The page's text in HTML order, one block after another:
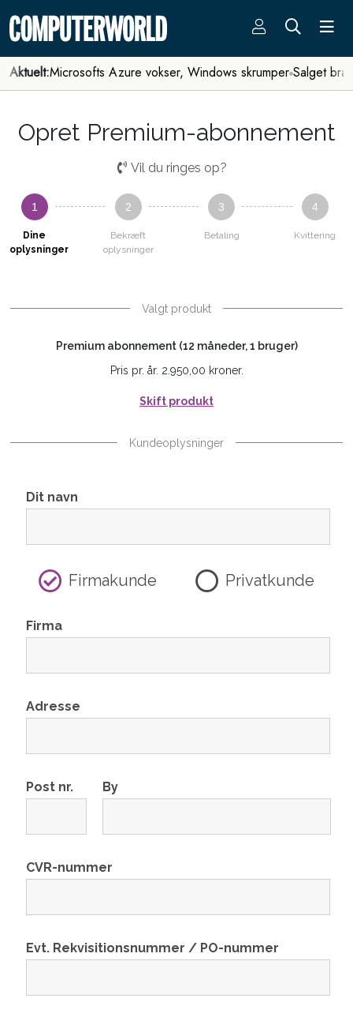
Aktuelt:Microsofts Azure vokser, Windows skrumper Salget
Opret Premium-abonnement
Vil du ringes op?
1
Dine
oplysninger
2
Bekræft
oplysninger
3
Betaling
4
Kvittering
Valgt produkt
Premium abonnement (12 måneder, 1 bruger)
Pris pr. år. 2.950,00 kroner.
Skift produkt
Kundeoplysninger
Dit navn
Firmakunde Privatkunde
Firma
Adresse
Post nr. By
CVR-nummer
Evt. Rekvisitionsnummer / PO-nummer